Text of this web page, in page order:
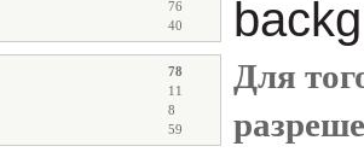
76
40
78
11
8
59
Для